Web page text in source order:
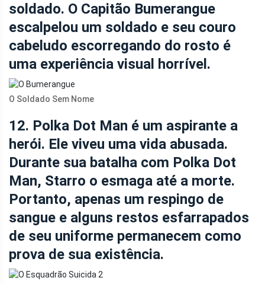
soldado. O Capitão Bumerangue
escalpelou um soldado e seu couro
cabeludo escorregando do rosto é
uma experiência visual horrível.
O Soldado Sem Nome
12. Polka Dot Man é um aspirante a
herói. Ele viveu uma vida abusada.
Durante sua batalha com Polka Dot
Man, Starro o esmaga até a morte.
Portanto, apenas um respingo de
sangue e alguns restos esfarrapados
de seu uniforme permanecem como
prova de sua existência.